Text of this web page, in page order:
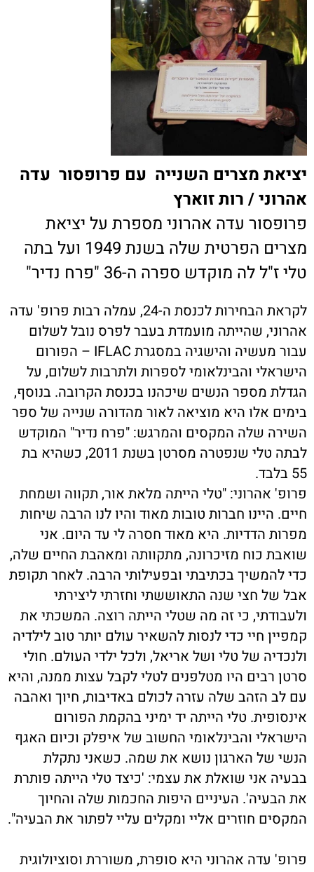
יציאת מצרים השנייה עם פרופסור עדה
אהרוני / רות זוארץ
פרופסור עדה אהרוני מספרת על יציאת
מצרים הפרטית שלה בשנת 1949 ועל בתה
טלי ז"ל לה מוקדש ספרה ה-36 "פרח נדיר"
לקראת הבחירות לכנסת ה-24, עמלה רבות פרופ' עדה
אהרוני, שהייתה מועמדת בעבר לפרס נובל לשלום
עבור מעשיה והישגיה במסגרת IFLAC – הפורום
הישראלי והבינלאומי לספרות ולתרבות לשלום, על
הגדלת מספר הנשים שיכהנו בכנסת הקרובה. בנוסף,
בימים אלו היא מוציאה לאור מהדורה שנייה של ספר
השירה שלה המקסים והמרגש: "פרח נדיר" המוקדש
לבתה טלי שנפטרה מסרטן בשנת 2011, כשהיא בת
55 בלבד.
פרופ' אהרוני: "טלי הייתה מלאת אור, תקווה ושמחת
חיים. היינו חברות טובות מאוד והיו לנו הרבה שיחות
מפרות הדדיות. היא מאוד חסרה לי עד היום. אני
שואבת כוח מזיכרונה, מתקוותה ומאהבת החיים שלה,
כדי להמשיך בכתיבתי ובפעילותי הרבה. לאחר תקופת
אבל של חצי שנה התאוששתי וחזרתי ליצירתי
ולעבודתי, כי זה מה שטלי הייתה רוצה. המשכתי את
קמפיין חיי כדי לנסות להשאיר עולם יותר טוב לילדיה
ולנכדיה של טלי ושל אריאל, ולכל ילדי העולם. חולי
סרטן רבים היו מטלפנים לטלי לקבל עצות ממנה, והיא
עם לב הזהב שלה עזרה לכולם באדיבות, חיוך ואהבה
אינסופית. טלי הייתה יד ימיני בהקמת הפורום
הישראלי והבינלאומי החשוב של איפלק וכיום האגף
הנשי של הארגון נושא את שמה. כשאני נתקלת
בבעיה אני שואלת את עצמי: 'כיצד טלי הייתה פותרת
את הבעיה'. העיניים היפות החכמות שלה והחיוך
המקסים חוזרים אליי ומקלים עליי לפתור את הבעיה".
פרופ' עדה אהרוני היא סופרת, משוררת וסוציולוגית